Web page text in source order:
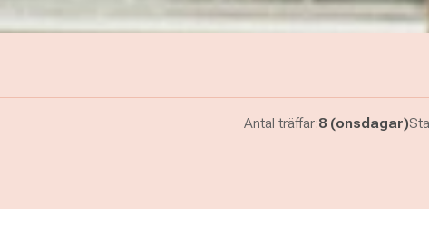
Antal träffar:8 (onsdagar)